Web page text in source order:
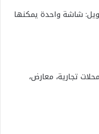
شاشة واحدة يمكنها
تجارية، معارض،